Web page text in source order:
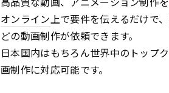
オンライン 上で要件を伝えるだけで
どの動画制作が依頼できます。
日本国内はもちろん世界中のトップ
画制作に対応可能です。